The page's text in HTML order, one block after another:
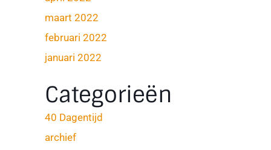
maart 2022
februari 2022
januari 2022
Categorieën
40 Dagentijd
archief